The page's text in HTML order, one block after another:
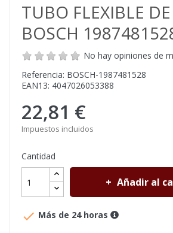
TUBO FLEXIBLE
BOSCH
No hay opiniones de
Referencia: BOSCH-1987481528
EAN13: 4047026053388
22,81 €
Impuestos incluidos
Cantidad
Añadir al
 Más de 24 horas